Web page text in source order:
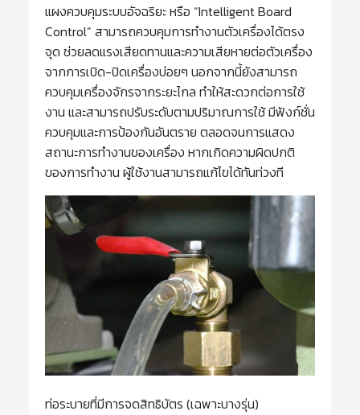
แผงควบคุมระบบอัจฉริยะ หรือ “Intelligent Board
Control” สามารถควบคุมการทำงานตัวเครื่องได้ตรง
จุด ช่วยลดแรงเสียดทานและความเสียหายต่อตัวเครื่อง
จากการเปิด-ปิดเครื่องบ่อยๆ นอกจากนี้ยังสามารถ
ควบคุมเครื่องจักรจากระยะไกล ทำให้สะดวกต่อการใช้
งาน และสามารถปรับระดับตามปริมาณการใช้ มีฟังก์ชั่น
ควบคุมและการป้องกันอันตราย ตลอดจนการแสดง
สถานะการทำงานของเครื่อง หากเกิดความผิดปกติ
ของการทำงาน ผู้ใช้งานสามารถแก้ไขได้ทันท่วงที
ท่อระบายที่มีการจดสิทธิบัตร (เฉพาะบางรุ่น)